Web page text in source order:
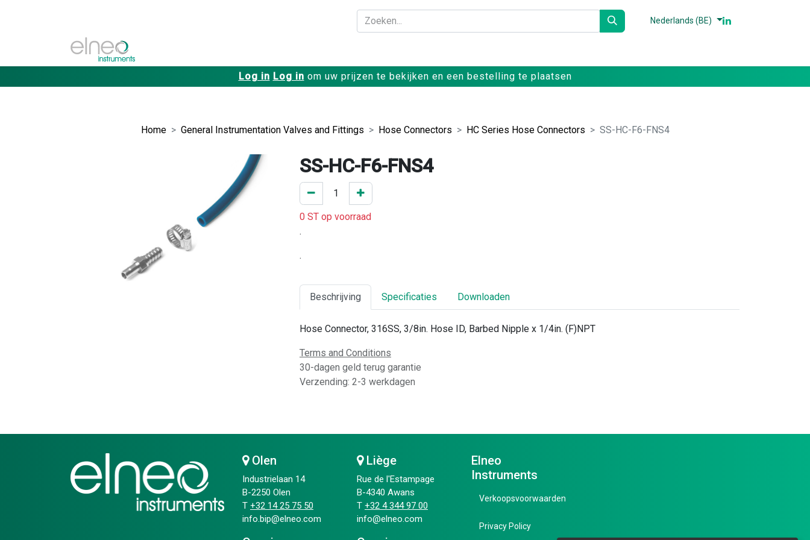
Nederlands (BE)
Log in Log in om uw prijzen te bekijken en een bestelling te plaatsen
Home General Instrumentation Valves and Fittings Hose Connectors HC Series Hose Connectors SS-HC-F6-FNS4
SS-HC-F6-FNS4
0 ST op voorraad
.
.
Beschrijving Specificaties Downloaden
Hose Connector, 316SS, 3/8in. Hose ID, Barbed Nipple x 1/4in. (F)NPT
Terms and Conditions
30-dagen geld terug garantie
Verzending: 2-3 werkdagen
Olen
Industrielaan 14
B-2250 Olen
T +32 14 25 75 50​
info.bip@elneo.com
Liège
Rue de l'Estampage
B-4340 Awans
T +32 4 344 97 00​
info@elneo.com
Elneo
Instruments
Verkoopsvoorwaarden
Privacy Policy